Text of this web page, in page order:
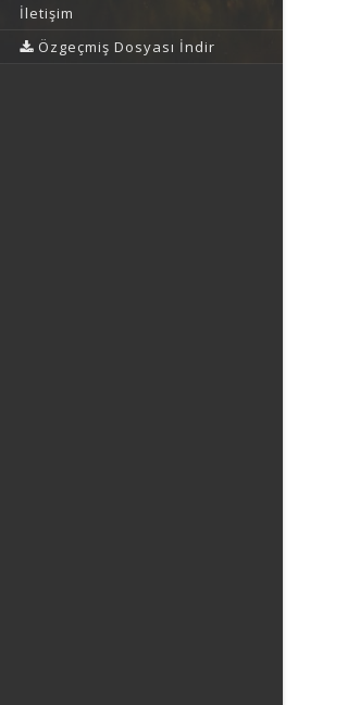
İletişim
Özgeçmiş Dosyası İndir